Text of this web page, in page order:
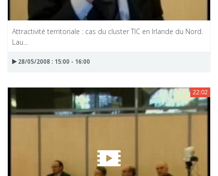
Attractivité territoriale : cas du cluster TIC en Irlande du Nord.
Lau...
28/05/2008 : 15:00 - 16:00
22:02